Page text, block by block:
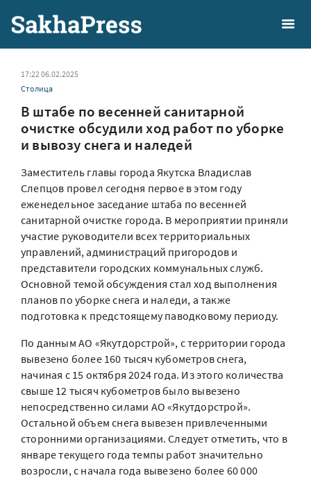
17:22 06.02.2025
Столица
В штабе по весенней санитарной
очистке обсудили ход работ по уборке
и вывозу снега и наледей
Заместитель главы города Якутска Владислав
Слепцов провел сегодня первое в этом году
еженедельное заседание штаба по весенней
санитарной очистке города. В мероприятии приняли
участие руководители всех территориальных
управлений, администраций пригородов и
представители городских коммунальных служб.
Основной темой обсуждения стал ход выполнения
планов по уборке снега и наледи, а также
подготовка к предстоящему паводковому периоду.
По данным АО «Якутдорстрой», с территории города
вывезено более 160 тысяч кубометров снега,
начиная с 15 октября 2024 года. Из этого количества
свыше 12 тысяч кубометров было вывезено
непосредственно силами АО «Якутдорстрой».
Остальной объем снега вывезен привлеченными
сторонними организациями. Следует отметить, что в
январе текущего года темпы работ значительно
возросли, с начала года вывезено более 60 000